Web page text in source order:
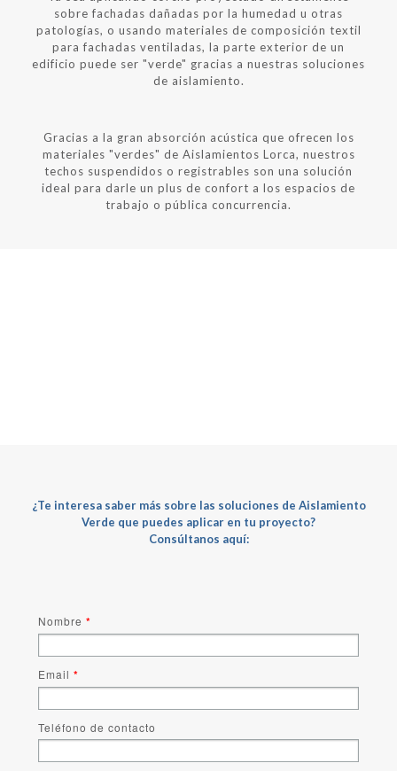
sobre fachadas dañadas por la humedad u otras
patologías, o usando materiales de composición textil
para fachadas ventiladas, la parte exterior de un
edificio puede ser "verde" gracias a nuestras soluciones
de aislamiento.
Gracias a la gran absorción acústica que ofrecen los
materiales "verdes" de Aislamientos Lorca, nuestros
techos suspendidos o registrables son una solución
ideal para darle un plus de confort a los espacios de
trabajo o pública concurrencia.
¿Te interesa saber más sobre las soluciones de Aislamiento
Verde que puedes aplicar en tu proyecto?
Consúltanos aquí:
Nombre *
Email *
Teléfono de contacto